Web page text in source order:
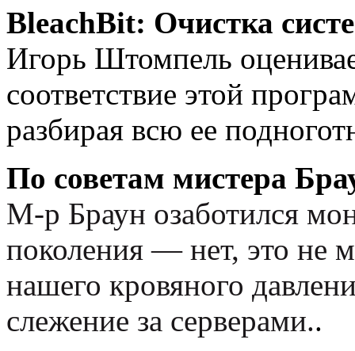
BleachBit: Очистка
Игорь Штомпель
соответствие этой
разбирая всю ее
По советам мистера
М-р Браун озаботился
поколения — нет, это не
нашего кровяного
слежение за серверами..